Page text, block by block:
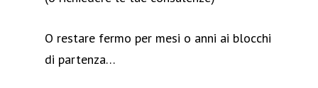
O restare fermo per mesi o anni ai blocchi
di partenza…